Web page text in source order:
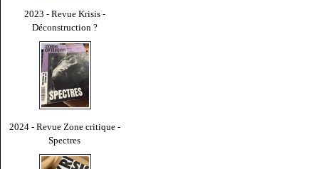
2023 - Revue Krisis -
Déconstruction ?
2024 - Revue Zone critique -
Spectres